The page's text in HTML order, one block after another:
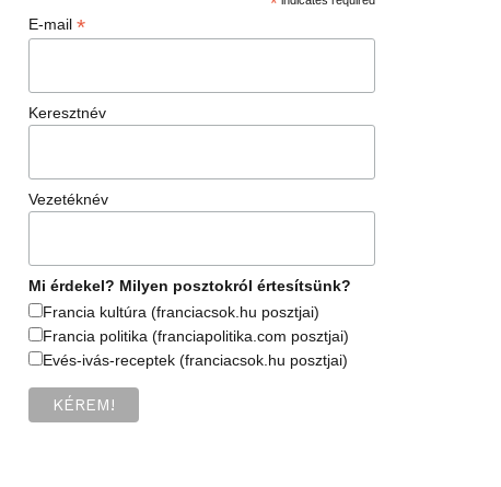
E-mail*
Keresztnév
Vezetéknév
Mi érdekel? Milyen posztokról értesítsünk?
Francia kultúra (franciacsok.hu posztjai)
Francia politika (franciapolitika.com posztjai)
Evés-ivás-receptek (franciacsok.hu posztjai)